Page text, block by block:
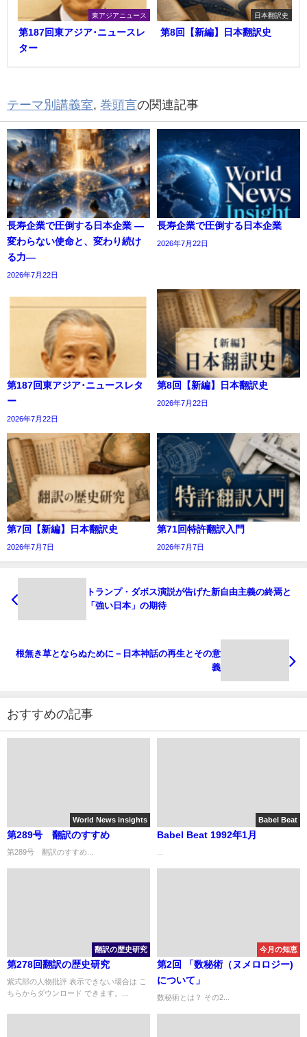
東アジアニュース
第187回東アジア･ニュースレ
ター
日本翻訳史
第8回【新編】日本翻訳史
テーマ別講義室, 巻頭言の関連記事
長寿企業で圧倒する日本企業 ―
変わらない使命と、変わり続け
る力―
2026年7月22日
長寿企業で圧倒する日本企業
2026年7月22日
第187回東アジア･ニュースレタ
ー
2026年7月22日
第8回【新編】日本翻訳史
2026年7月22日
第7回【新編】日本翻訳史
2026年7月7日
第71回特許翻訳入門
2026年7月7日
トランプ・ダボス演説が告げた新自由主義の終焉と
「強い日本」の期待
根無き草とならぬために－日本神話の再生とその意
義
おすすめの記事
World News insights
第289号 翻訳のすすめ
第289号 翻訳のすすめ...
Babel Beat
Babel Beat 1992年1月
翻訳の歴史研究
第278回翻訳の歴史研究
紫式部の人物批評 表示できない場合は こ
ちらからダウンロード できます。...
今月の知恵
第2回 「数秘術（ヌメロロジー)
について」
数秘術とは？ その2...